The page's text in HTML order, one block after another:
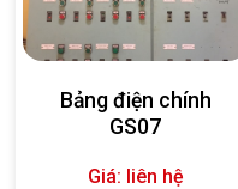
Bảng điện chính
GS07
Giá: liên hệ